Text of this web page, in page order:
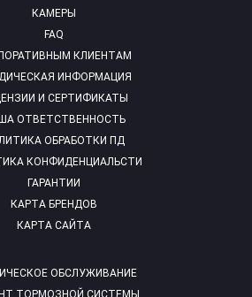
КАМЕРЫ
FAQ
ОБСЛУЖИВАНИЕ
КЛИЕНТАМ
ИНФОРМАЦИЯ
И СЕРТИФИКАТЫ
ОТВЕТСТВЕННОСТЬ
ОБРАБОТКИ ПД
КОНФИДЕНЦИАЛЬСТИ
ГАРАНТИИ
КАРТА БРЕНДОВ
КАРТА САЙТА